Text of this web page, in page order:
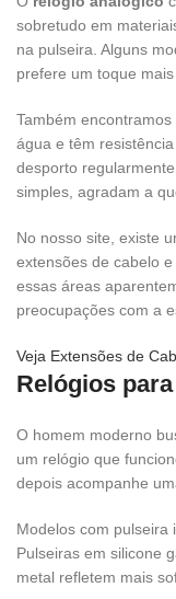
sobretudo em
na pulseira. Alguns
prefere um toque
Também
água e têm
desporto
simples, agradam a
No nosso site, existe
extensões de cabelo
essas áreas
preocupações com a
Veja Extensões de
Relógios
O homem moderno
um relógio que
depois acompanhe
Modelos com pulseira
Pulseiras em silicone
metal refletem mais